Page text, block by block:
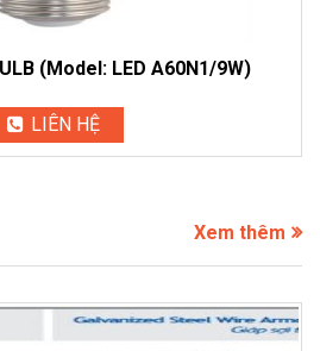
(Model: LED A60N1/9W)
LIÊN HỆ
Xem thêm